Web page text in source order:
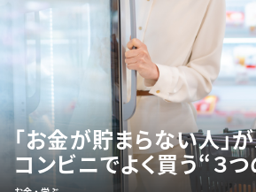
「お金が貯まらない人」
コンビニでよく買う“３